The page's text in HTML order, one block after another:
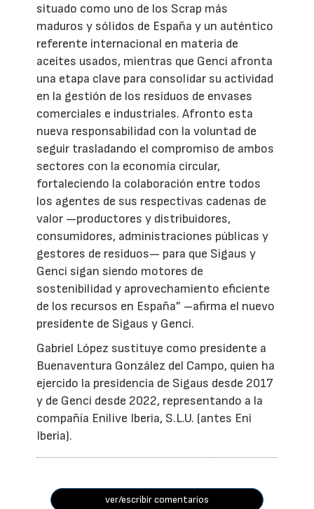
situado como uno de los Scrap más
maduros y sólidos de España y un auténtico
referente internacional en materia de
aceites usados, mientras que Genci afronta
una etapa clave para consolidar su actividad
en la gestión de los residuos de envases
comerciales e industriales. Afronto esta
nueva responsabilidad con la voluntad de
seguir trasladando el compromiso de ambos
sectores con la economía circular,
fortaleciendo la colaboración entre todos
los agentes de sus respectivas cadenas de
valor —productores y distribuidores,
consumidores, administraciones públicas y
gestores de residuos— para que Sigaus y
Genci sigan siendo motores de
sostenibilidad y aprovechamiento eficiente
de los recursos en España” –afirma el nuevo
presidente de Sigaus y Genci.
Gabriel López sustituye como presidente a
Buenaventura González del Campo, quien ha
ejercido la presidencia de Sigaus desde 2017
y de Genci desde 2022, representando a la
compañía Enilive Iberia, S.L.U. (antes Eni
Iberia).
ver/escribir comentarios